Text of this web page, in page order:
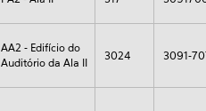
AA2 - Edifício do
Auditório da Ala II
3024 3091-